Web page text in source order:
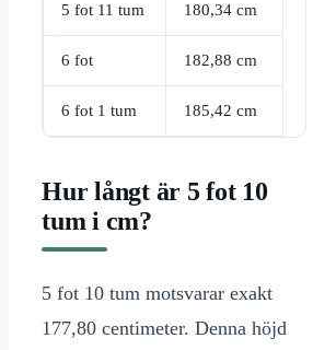
5 fot 11 tum 180,34 cm
6 fot 182,88 cm
6 fot 1 tum 185,42 cm
Hur långt är 5 fot 10
tum i cm?
5 fot 10 tum motsvarar exakt
177,80 centimeter. Denna höjd